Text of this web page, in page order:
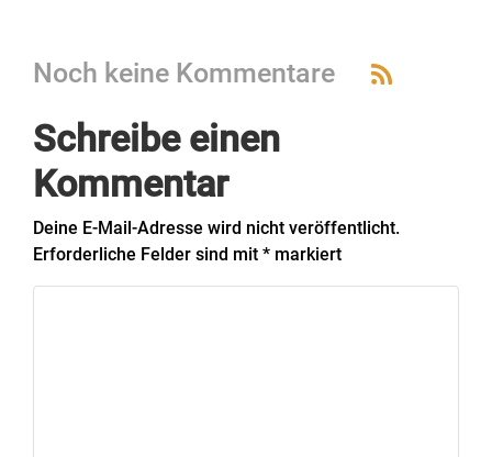
Noch keine Kommentare
Schreibe einen
Kommentar
Deine E-Mail-Adresse wird nicht veröffentlicht.
Erforderliche Felder sind mit * markiert